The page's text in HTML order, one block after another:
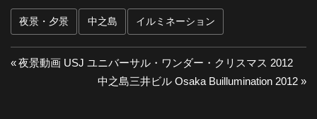
夜景・夕景 中之島 イルミネーション
投
前
夜景動画 USJ ユニバーサル・ワンダー・クリスマス 2012
次
中之島三井ビル Osaka Buillumination 2012